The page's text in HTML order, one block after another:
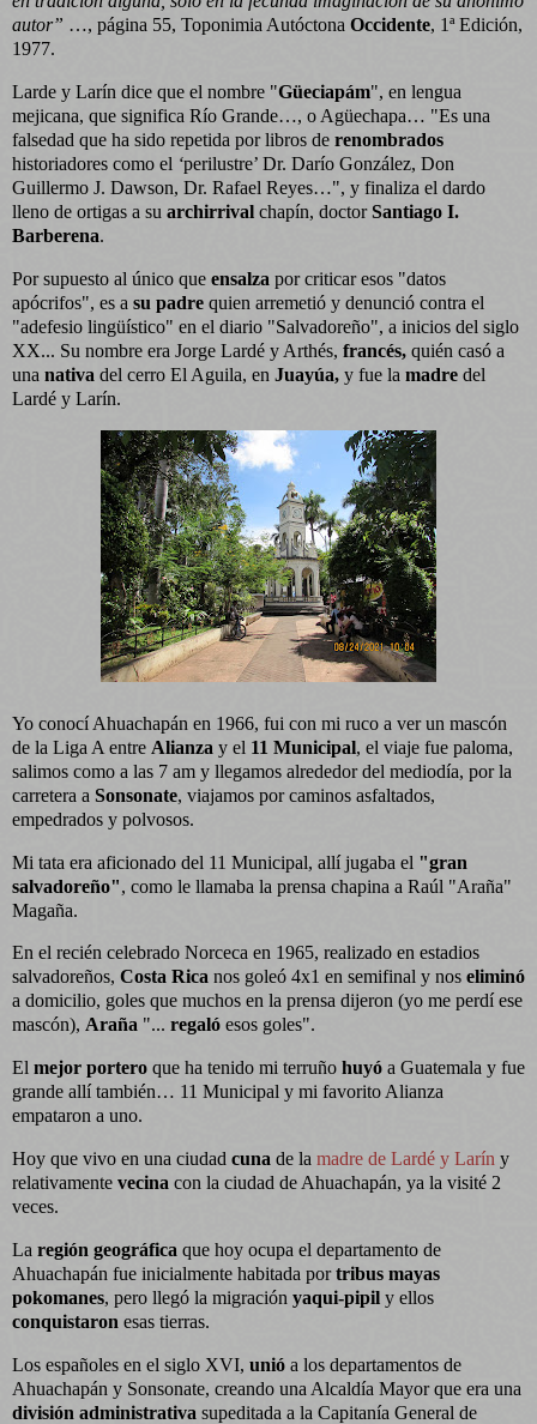
autor” …, página 55, Toponimia Autóctona Occidente, 1ª Edición,
1977.
Larde y Larín dice que el nombre "Güeciapám", en lengua
mejicana, que significa Río Grande…, o Agüechapa… "Es una
falsedad que ha sido repetida por libros de renombrados
historiadores como el ‘perilustre’ Dr. Darío González, Don
Guillermo J. Dawson, Dr. Rafael Reyes…", y finaliza el dardo
lleno de ortigas a su archirrival chapín, doctorSantiago I.
Barberena.
Por supuesto al único que ensalza por criticar esos "datos
apócrifos", es a su padre quien arremetió y denunció contra el
"adefesio lingüístico" en el diario "Salvadoreño", a inicios del siglo
XX... Su nombre era Jorge Lardé y Arthés, francés, quién casó a
una nativa del cerro El Aguila, en Juayúa, y fue la madre del
Lardé y Larín.
Yo conocí Ahuachapán en 1966, fui con mi ruco a ver un mascón
de la Liga A entre Alianza y el 11 Municipal, el viaje fue paloma,
salimos como a las 7 am y llegamos alrededor del mediodía, por la
carretera a Sonsonate, viajamos por caminos asfaltados,
empedrados y polvosos.
Mi tata era aficionado del 11 Municipal, allí jugaba el "gran
salvadoreño", como le llamaba la prensa chapina a Raúl "Araña"
Magaña.
En el recién celebrado Norceca en 1965, realizado en estadios
salvadoreños, Costa Rica nos goleó 4x1 en semifinal y nos eliminó
a domicilio, goles que muchos en la prensa dijeron (yo me perdí ese
mascón), Araña "... regaló esos goles".
El mejor portero que ha tenido mi terruño huyó a Guatemala y fue
grande allí también… 11 Municipal y mi favorito Alianza
empataron a uno.
Hoy que vivo en una ciudad cuna de la madre de Lardé y Larín y
relativamente vecina con la ciudad de Ahuachapán, ya la visité 2
veces.
La región geográfica que hoy ocupa el departamento de
Ahuachapán fue inicialmente habitada portribus mayas
pokomanes, pero llegó la migración yaqui-pipil y ellos
conquistaron esas tierras.
Los españoles en el siglo XVI, unió a los departamentos de
Ahuachapán y Sonsonate, creando una Alcaldía Mayor que era una
división administrativa supeditada a la Capitanía General de